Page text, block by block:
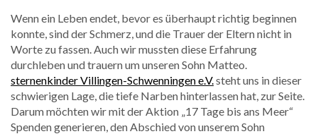
Wenn ein Leben endet, bevor es überhaupt richtig beginnen
konnte, sind der Schmerz, und die Trauer der Eltern nicht in
Worte zu fassen. Auch wir mussten diese Erfahrung
durchleben und trauern um unseren Sohn Matteo.
sternenkinder Villingen-Schwenningen e.V. steht uns in dieser
schwierigen Lage, die tiefe Narben hinterlassen hat, zur Seite.
Darum möchten wir mit der Aktion „17 Tage bis ans Meer“
Spenden generieren, den Abschied von unserem Sohn